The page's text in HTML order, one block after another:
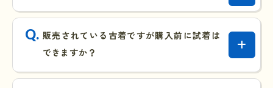
販売されている古着ですが購入前に試着は
できますか？